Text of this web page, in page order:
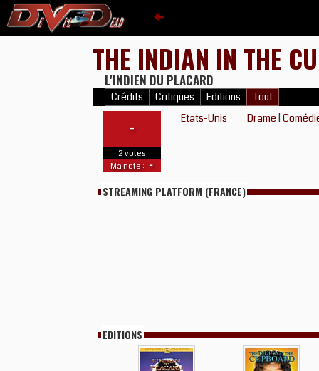
THE INDIAN IN THE
L'INDIEN DU PLACARD
Crédits Critiques Editions Tout
-
2 votes
Ma note : -
Etats-Unis Drame |
STREAMING PLATFORM (FRANCE)
EDITIONS